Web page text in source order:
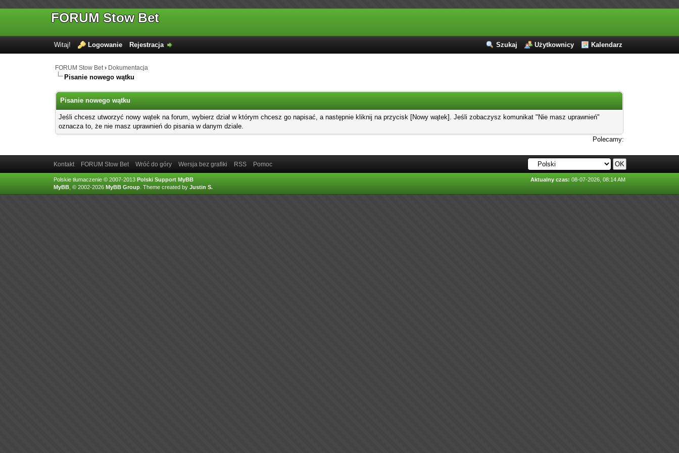
FORUM Stow Bet
Szukaj Użytkownicy Kalendarz
Witaj! Logowanie Rejestracja
FORUM Stow Bet› Dokumentacja
Pisanie nowego wątku
Pisanie nowego wątku
Jeśli chcesz utworzyć nowy wątek na forum, wybierz dział w którym chcesz go napisać, a następnie kliknij na przycisk [Nowy wątek]. Jeśli zobaczysz komunikat "Nie masz uprawnień"
oznacza to, że nie masz uprawnień do pisania w danym dziale.
Polecamy:
Kontakt FORUM Stow Bet Wróć do góry Wersja bez grafiki RSS Pomoc
Aktualny czas: 08-07-2026, 08:14 AM
Polskie tłumaczenie © 2007-2013 Polski Support MyBB
MyBB, © 2002-2026 MyBB Group. Theme created by Justin S.